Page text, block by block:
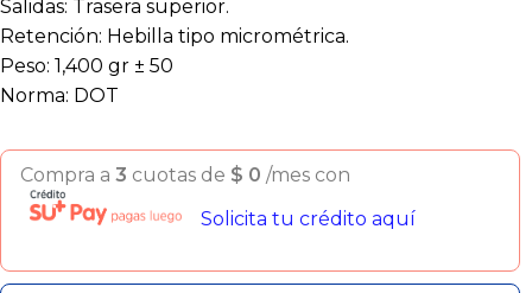
Salidas: Trasera superior.
Retención: Hebilla tipo micrométrica.
Peso: 1,400 gr ± 50
Norma: DOT
Compra a 3 cuotas de $ 0 /mes con
Solicita tu crédito aquí